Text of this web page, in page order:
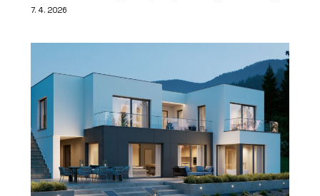
7. 4. 2026